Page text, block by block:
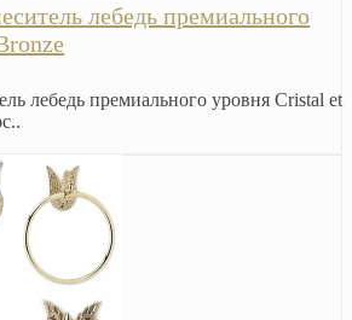
лебедь премиального
лебедь премиального уровня Cristal et